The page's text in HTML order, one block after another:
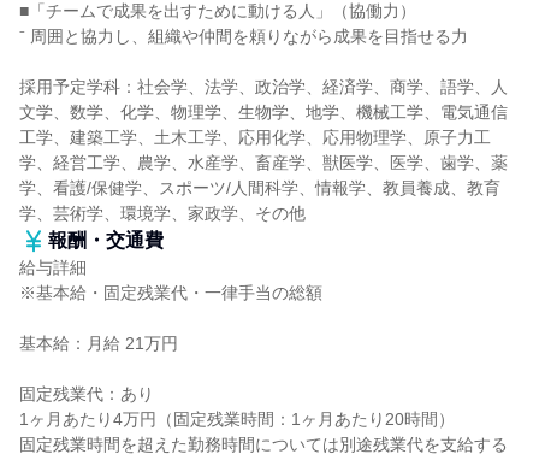
■「チームで成果を出すために動ける人」（協働力）
⁻ 周囲と協力し、組織や仲間を頼りながら成果を目指せる力
採用予定学科：社会学、法学、政治学、経済学、商学、語学、人
文学、数学、化学、物理学、生物学、地学、機械工学、電気通信
工学、建築工学、土木工学、応用化学、応用物理学、原子力工
学、経営工学、農学、水産学、畜産学、獣医学、医学、歯学、薬
学、看護/保健学、スポーツ/人間科学、情報学、教員養成、教育
学、芸術学、環境学、家政学、その他
報酬・交通費
給与詳細
※基本給・固定残業代・一律手当の総額
基本給：月給 21万円
固定残業代：あり
1ヶ月あたり4万円（固定残業時間：1ヶ月あたり20時間）
固定残業時間を超えた勤務時間については別途残業代を支給する